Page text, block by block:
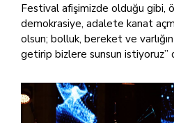
Festival afişimizde olduğu gibi,
demokrasiye, adalete kanat
olsun; bolluk, bereket ve
getirip bizlere sunsun istiyoruz”